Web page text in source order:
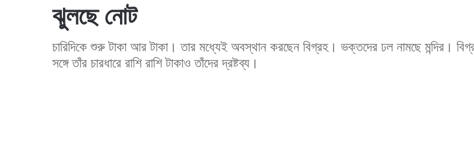
ঝুলছে নোট
চারিদিকে শুরু টাকা আর টাকা। তার মধ্যেই অবস্থান করছেন বিগ্রহ। ভক্তদের ঢল নামছে মন্দির।
সঙ্গে তাঁর চারধারে রাশি রাশি টাকাও তাঁদের দ্রষ্টব্য।